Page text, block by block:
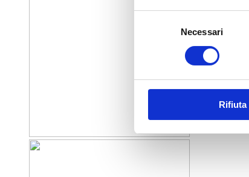
Necessari
Rifiuta